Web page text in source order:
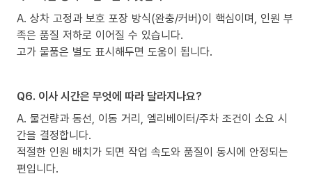
A. 상차 고정과 보호 포장 방식(완충/커버)이 핵심이며, 인원 부
족은 품질 저하로 이어질 수 있습니다.
고가 물품은 별도 표시해두면 도움이 됩니다.
Q6. 이사 시간은 무엇에 따라 달라지나요?
A. 물건량과 동선, 이동 거리, 엘리베이터/주차 조건이 소요 시
간을 결정합니다.
적절한 인원 배치가 되면 작업 속도와 품질이 동시에 안정되는
편입니다.